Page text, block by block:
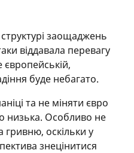
заощаджень
віддавала перевагу
європейській,
буде небагато.
та не міняти євро
низька. Особливо не
гривню, оскільки у
знецінитися